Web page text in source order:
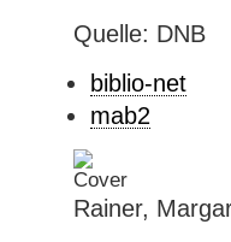
Quelle: DNB
biblio-net
mab2
Rainer,